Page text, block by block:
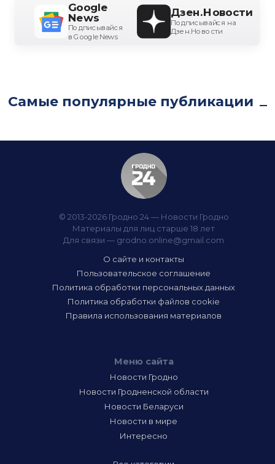
Google
News
Подписывайся
в Google News
Дзен.Новости
Подписывайся на
Дзен.Новости
Самые популярные публикации
© 2013-2026 Гродно 24 — Новости Гродно
Материалы для лиц старше 18 лет
Для связи — grodno.online@gmail.com
О сайте и контакты
Пользовательское соглашение
Политика обработки персональных данных
Политика обработки файлов cookie
Правила использования материалов
Меню сайта
Новости Гродно
Новости Гродненской области
Новости Беларуси
Новости в мире
Интересно